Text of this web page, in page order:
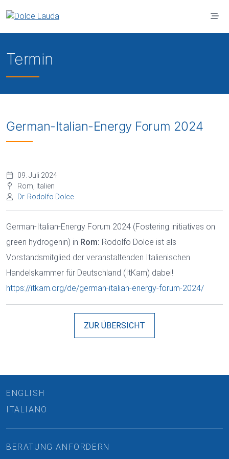
Termin
German-Italian-Energy Forum 2024
09. Juli 2024
Rom, Italien
Dr. Rodolfo Dolce
German-Italian-Energy Forum 2024 (Fostering initiatives on
green hydrogenin) in Rom: Rodolfo Dolce ist als
Vorstandsmitglied der veranstaltenden Italienischen
Handelskammer für Deutschland (ItKam) dabei!
https://itkam.org/de/german-italian-energy-forum-2024/
ZUR ÜBERSICHT
ENGLISH
ITALIANO
BERATUNG ANFORDERN